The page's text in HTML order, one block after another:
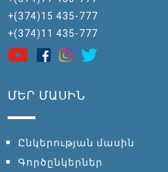
+(374)15 435-777
+(374)11 435-777
ՄԵՐ ՄԱՍԻՆ
Ընկերության մասին
Գործընկերներ